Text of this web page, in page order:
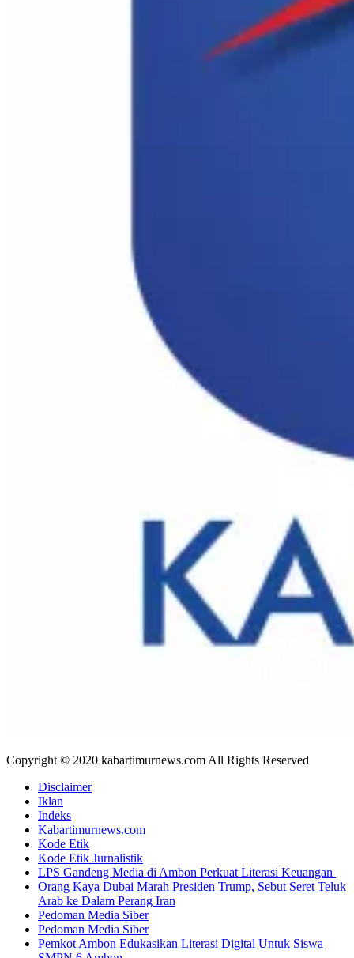
Copyright © 2020 kabartimurnews.com All Rights Reserved
Disclaimer
Iklan
Indeks
Kabartimurnews.com
Kode Etik
Kode Etik Jurnalistik
LPS Gandeng Media di Ambon Perkuat Literasi Keuangan
Orang Kaya Dubai Marah Presiden Trump, Sebut Seret Teluk
Arab ke Dalam Perang Iran
Pedoman Media Siber
Pedoman Media Siber
Pemkot Ambon Edukasikan Literasi Digital Untuk Siswa